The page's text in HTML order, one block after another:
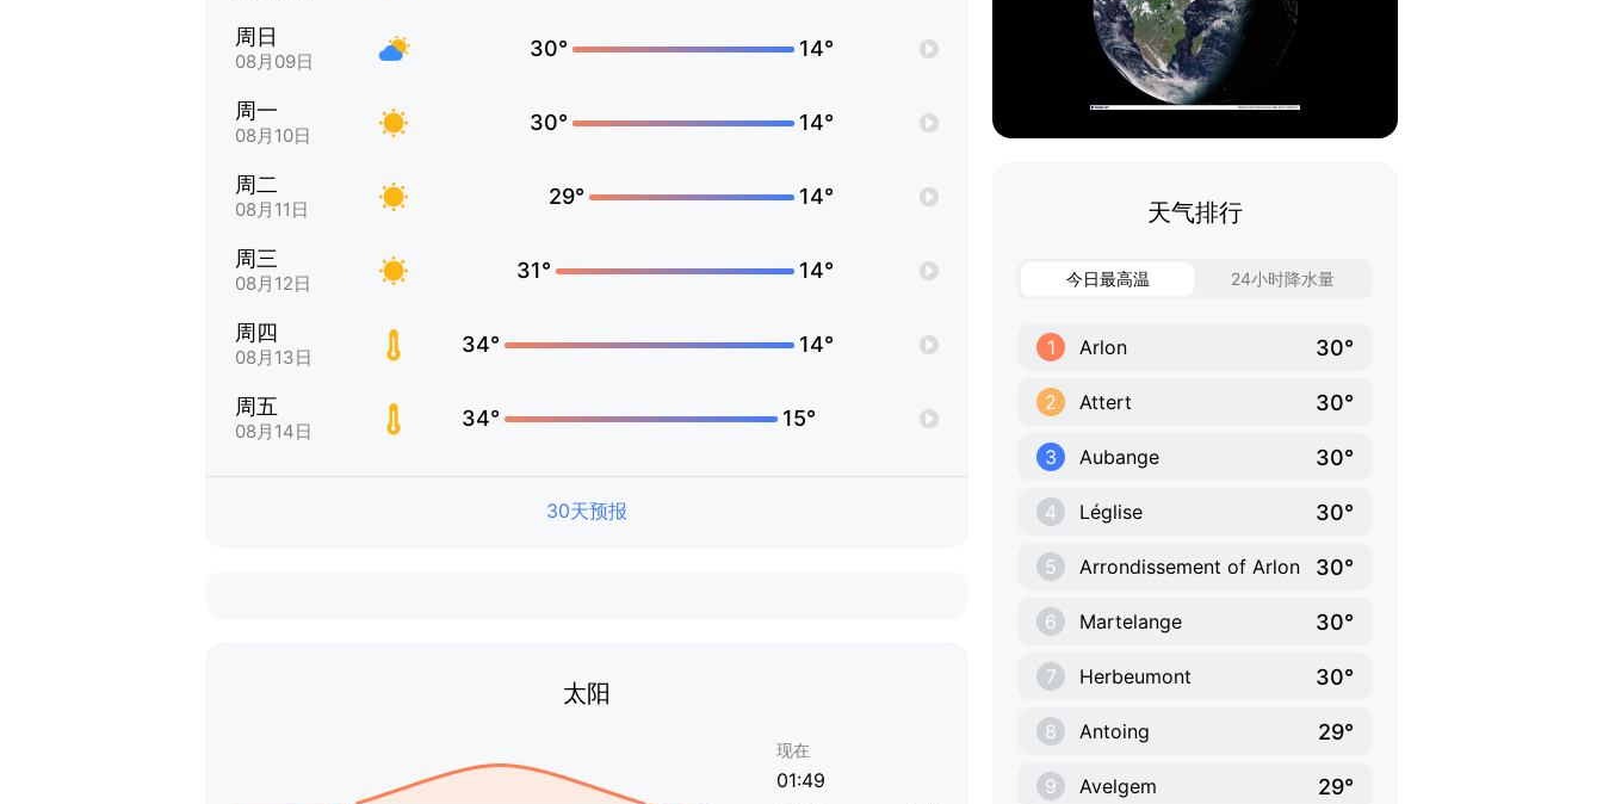
周日
08月09日
30° 14°
周一
08月10日
30° 14°
周二
08月11日
29° 14°
周三
08月12日
31° 14°
周四
08月13日
34° 14°
周五
08月14日
34° 15°
30天预报
太阳
现在
01:49
天气排行
今日最高温 24小时降水量
1 Arlon 30°
2 Attert 30°
3 Aubange 30°
4 Léglise 30°
5 Arrondissement of Arlon 30°
6 Martelange 30°
7 Herbeumont 30°
8 Antoing 29°
9 Avelgem 29°